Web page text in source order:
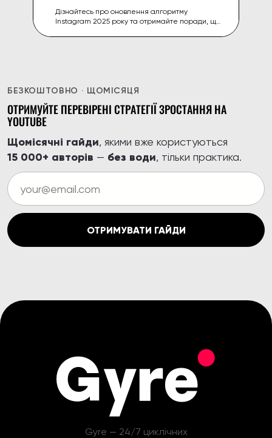
Дізнайтесь про оновлення алгоритму
Instagram 2025 року та отримайте поради, що
БЕЗКОШТОВНО · ЩОМІСЯЦЯ
ОТРИМУЙТЕ ПЕРЕВІРЕНІ СТРАТЕГІЇ ЗРОСТАННЯ НА
YOUTUBE
Щомісячні гайди, якими вже користуються
15 000+ авторів — без води, тільки практика.
ОТРИМУВАТИ ГАЙДИ
Gyre — 24/7 циклічних